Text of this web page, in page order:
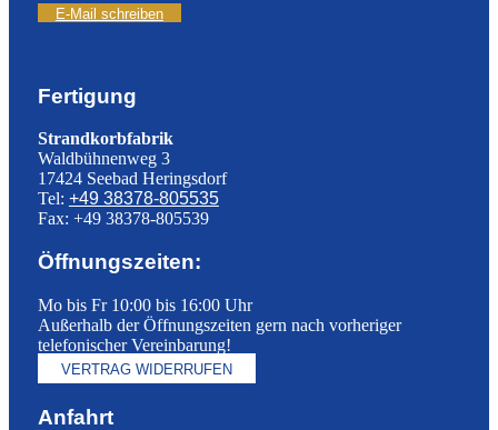
E-Mail schreiben
Fertigung
Strandkorbfabrik
Waldbühnenweg 3
17424 Seebad Heringsdorf
Tel: +49 38378-805535
Fax: +49 38378-805539
Öffnungszeiten:
Mo bis Fr 10:00 bis 16:00 Uhr
Außerhalb der Öffnungszeiten gern nach vorheriger
telefonischer Vereinbarung!
VERTRAG WIDERRUFEN
Anfahrt